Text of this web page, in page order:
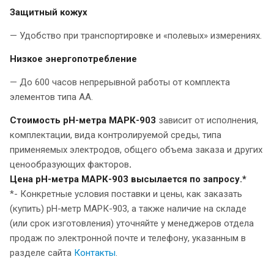
Защитный кожух
— Удобство при транспортировке и «полевых» измерениях.
Низкое энергопотребление
— До 600 часов непрерывной работы от комплекта
элементов типа АА.
Стоимость рН-метра МАРК-903 зависит от исполнения,
комплектации, вида контролируемой среды, типа
применяемых электродов, общего объема заказа и других
ценообразующих факторов.
Цена рН-метра МАРК-903 высылается по запросу.*
*- Конкретные условия поставки и цены, как заказать
(купить) рН-метр МАРК-903, а также наличие на складе
(или срок изготовления) уточняйте у менеджеров отдела
продаж по электронной почте и телефону, указанным в
разделе сайта Контакты.